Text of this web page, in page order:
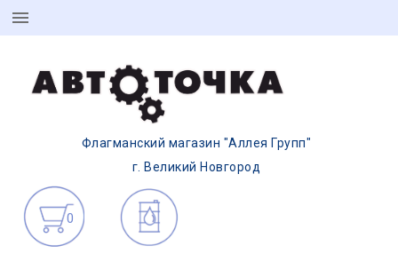
Флагманский магазин "Аллея Групп"
г. Великий Новгород
0